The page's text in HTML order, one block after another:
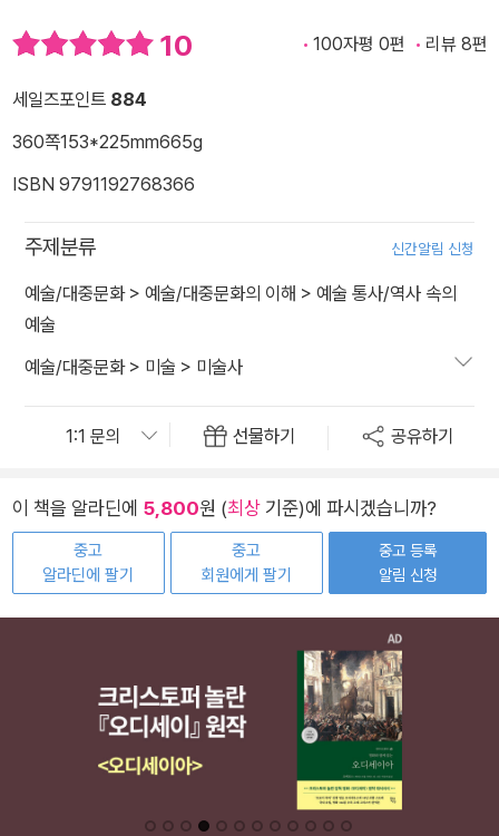
10 100자평 0편 리뷰 8편
세일즈포인트 884
360쪽153*225mm665g
ISBN 9791192768366
주제분류 신간알림 신청
예술/대중문화> 예술/대중문화의 이해 > 예술 통사/역사 속의
예술
예술/대중문화> 미술 > 미술사
선물하기 공유하기
이 책을 알라딘에 5,800원 (최상 기준)에 파시겠습니까?
중고
알라딘에 팔기
중고
회원에게 팔기
중고 등록
알림 신청